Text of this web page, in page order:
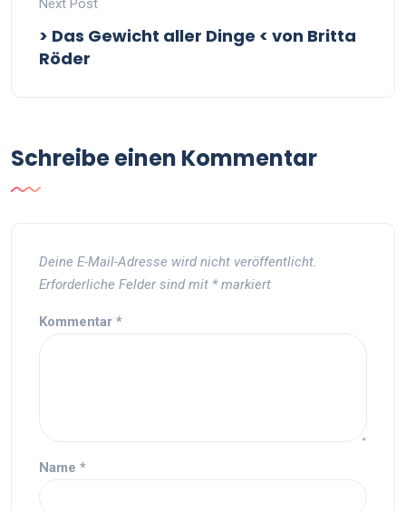
Next Post
> Das Gewicht aller Dinge < von Britta
Röder
Schreibe einen Kommentar
Deine E-Mail-Adresse wird nicht veröffentlicht.
Erforderliche Felder sind mit *markiert
Kommentar *
Name *